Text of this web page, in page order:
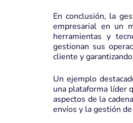
En conclusión, la
empresarial en un
herramientas y
gestionan sus
cliente y
Un ejemplo
una plataforma líder
aspectos de la
envíos y la gestión